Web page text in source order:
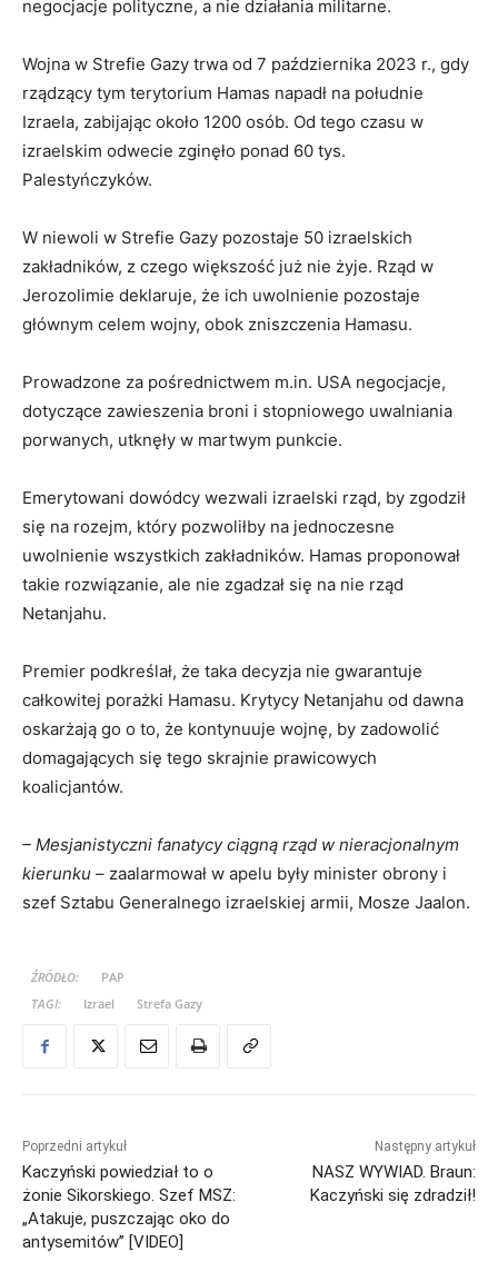
negocjacje polityczne, a nie działania militarne.
Wojna w Strefie Gazy trwa od 7 października 2023 r., gdy
rządzący tym terytorium Hamas napadł na południe
Izraela, zabijając około 1200 osób. Od tego czasu w
izraelskim odwecie zginęło ponad 60 tys.
Palestyńczyków.
W niewoli w Strefie Gazy pozostaje 50 izraelskich
zakładników, z czego większość już nie żyje. Rząd w
Jerozolimie deklaruje, że ich uwolnienie pozostaje
głównym celem wojny, obok zniszczenia Hamasu.
Prowadzone za pośrednictwem m.in. USA negocjacje,
dotyczące zawieszenia broni i stopniowego uwalniania
porwanych, utknęły w martwym punkcie.
Emerytowani dowódcy wezwali izraelski rząd, by zgodził
się na rozejm, który pozwoliłby na jednoczesne
uwolnienie wszystkich zakładników. Hamas proponował
takie rozwiązanie, ale nie zgadzał się na nie rząd
Netanjahu.
Premier podkreślał, że taka decyzja nie gwarantuje
całkowitej porażki Hamasu. Krytycy Netanjahu od dawna
oskarżają go o to, że kontynuuje wojnę, by zadowolić
domagających się tego skrajnie prawicowych
koalicjantów.
– Mesjanistyczni fanatycy ciągną rząd w nieracjonalnym
kierunku – zaalarmował w apelu były minister obrony i
szef Sztabu Generalnego izraelskiej armii, Mosze Jaalon.
ŹRÓDŁO:
PAP
TAGI:
Izrael Strefa Gazy
Poprzedni artykuł
Kaczyński powiedział to o
żonie Sikorskiego. Szef MSZ:
„Atakuje, puszczając oko do
antysemitów” [VIDEO]
Następny artykuł
NASZ WYWIAD. Braun:
Kaczyński się zdradził!